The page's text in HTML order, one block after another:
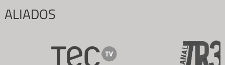
ALIADOS